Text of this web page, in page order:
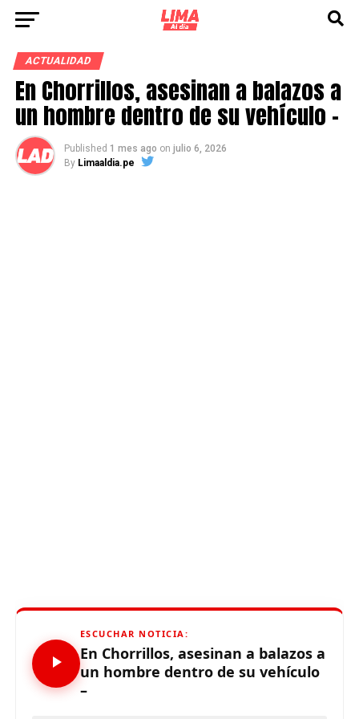
ACTUALIDAD
En Chorrillos, asesinan a balazos a
un hombre dentro de su vehículo –
Published 1 mes ago on julio 6, 2026
By Limaaldia.pe
ESCUCHAR NOTICIA:
En Chorrillos, asesinan a balazos a
un hombre dentro de su vehículo
–